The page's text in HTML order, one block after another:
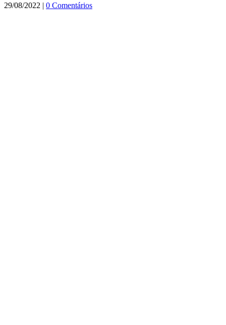
29/08/2022 | 0 Comentários